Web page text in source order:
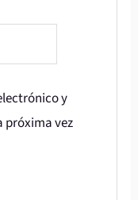
y
próxima vez